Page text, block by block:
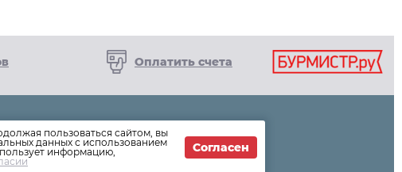
Оплатить счета
информации
пользоваться сайтом, вы
данных с использованием
информацию,
Согласен